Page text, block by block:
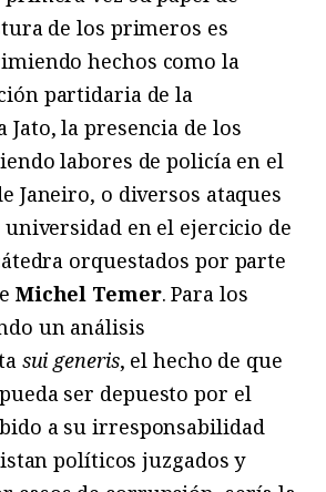
de los primeros es
hechos como la
partidaria de la
Jato, la presencia de los
labores de policía en el
Janeiro, o diversos ataques
en el ejercicio de
orquestados por parte
Michel Temer. Para los
un análisis
sui generis, el hecho de que
ser depuesto por el
a su irresponsabilidad
políticos juzgados y